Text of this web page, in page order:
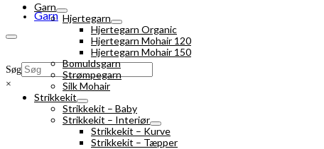
Garn
Søg
×
Garn
Hjertegarn
Hjertegarn Organic
Hjertegarn Mohair 120
Hjertegarn Mohair 150
Bomuldsgarn
Strømpegarn
Silk Mohair
Strikkekit
Strikkekit – Baby
Strikkekit – Interiør
Strikkekit – Kurve
Strikkekit – Tæpper